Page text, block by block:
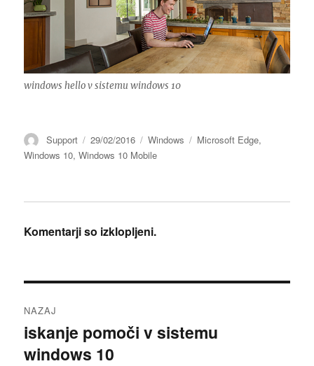
windows hello v sistemu windows 10
Avtor
Support
Objavljeno
dne
29/02/2016 Kategorije
Windows Oznake
Microsoft Edge,
Windows 10,Windows 10 Mobile
Komentarji so izklopljeni.
prispevka
NAZAJ
Prejšnji
prispevek:
iskanje pomoči v sistemu
windows 10